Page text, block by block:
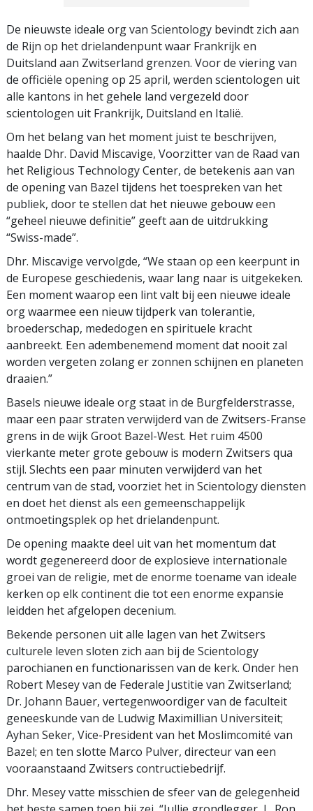
De nieuwste ideale org van Scientology bevindt zich aan
de Rijn op het drielandenpunt waar Frankrijk en
Duitsland aan Zwitserland grenzen. Voor de viering van
de officiële opening op 25 april, werden scientologen uit
alle kantons in het gehele land vergezeld door
scientologen uit Frankrijk, Duitsland en Italië.
Om het belang van het moment juist te beschrijven,
haalde Dhr. David Miscavige, Voorzitter van de Raad van
het Religious Technology Center, de betekenis aan van
de opening van Bazel tijdens het toespreken van het
publiek, door te stellen dat het nieuwe gebouw een
“geheel nieuwe definitie” geeft aan de uitdrukking
“Swiss-made”.
Dhr. Miscavige vervolgde, “We staan op een keerpunt in
de Europese geschiedenis, waar lang naar is uitgekeken.
Een moment waarop een lint valt bij een nieuwe ideale
org waarmee een nieuw tijdperk van tolerantie,
broederschap, mededogen en spirituele kracht
aanbreekt. Een adembenemend moment dat nooit zal
worden vergeten zolang er zonnen schijnen en planeten
draaien.”
Basels nieuwe ideale org staat in de Burgfelderstrasse,
maar een paar straten verwijderd van de Zwitsers-Franse
grens in de wijk Groot Bazel-West. Het ruim 4500
vierkante meter grote gebouw is modern Zwitsers qua
stijl. Slechts een paar minuten verwijderd van het
centrum van de stad, voorziet het in Scientology diensten
en doet het dienst als een gemeenschappelijk
ontmoetingsplek op het drielandenpunt.
De opening maakte deel uit van het momentum dat
wordt gegenereerd door de explosieve internationale
groei van de religie, met de enorme toename van ideale
kerken op elk continent die tot een enorme expansie
leidden het afgelopen decenium.
Bekende personen uit alle lagen van het Zwitsers
culturele leven sloten zich aan bij de Scientology
parochianen en functionarissen van de kerk. Onder hen
Robert Mesey van de Federale Justitie van Zwitserland;
Dr. Johann Bauer, vertegenwoordiger van de faculteit
geneeskunde van de Ludwig Maximillian Universiteit;
Ayhan Seker, Vice-President van het Moslimcomité van
Bazel; en ten slotte Marco Pulver, directeur van een
vooraanstaand Zwitsers contructiebedrijf.
Dhr. Mesey vatte misschien de sfeer van de gelegenheid